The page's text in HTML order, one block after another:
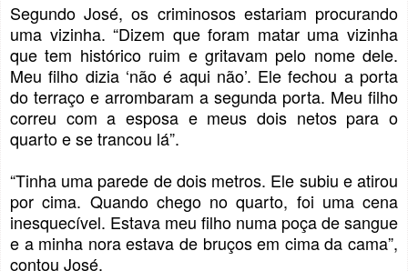
Segundo José, os criminosos estariam procurando
uma vizinha. “Dizem que foram matar uma vizinha
que tem histórico ruim e gritavam pelo nome dele.
Meu filho dizia ‘não é aqui não’. Ele fechou a porta
do terraço e arrombaram a segunda porta. Meu filho
correu com a esposa e meus dois netos para o
quarto e se trancou lá”.
“Tinha uma parede de dois metros. Ele subiu e atirou
por cima. Quando chego no quarto, foi uma cena
inesquecível. Estava meu filho numa poça de sangue
e a minha nora estava de bruços em cima da cama”,
contou José.